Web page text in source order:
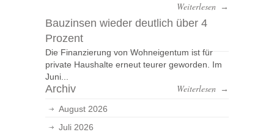
Weiterlesen →
Bauzinsen wieder deutlich über 4
Prozent
Die Finanzierung von Wohneigentum ist für
private Haushalte erneut teurer geworden. Im
Juni...
Weiterlesen →
Archiv
August 2026
Juli 2026